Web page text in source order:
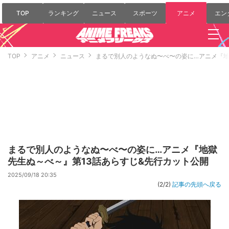
TOP ランキング ニュース スポーツ アニメ エン
TOP アニメ ニュース まるで別人のようなぬ〜べ〜の姿に…アニメ『
まるで別人のようなぬ〜べ〜の姿に…アニメ『地獄
先生ぬ～べ～』第13話あらすじ&先行カット公開
2025/09/18 20:35
(2/2) 記事の先頭へ戻る